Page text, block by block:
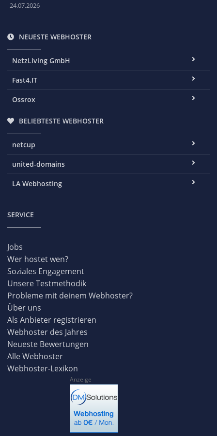
24.07.2026
NEUESTE WEBHOSTER
NetzLiving GmbH
Fast4.IT
Ossrox
BELIEBTESTE WEBHOSTER
netcup
united-domains
LA Webhosting
SERVICE
Jobs
Wer hostet wen?
Soziales Engagement
Unsere Testmethodik
Probleme mit deinem Webhoster?
Über uns
Als Anbieter registrieren
Webhoster des Jahres
Neueste Bewertungen
Alle Webhoster
Webhoster-Lexikon
Anzeige